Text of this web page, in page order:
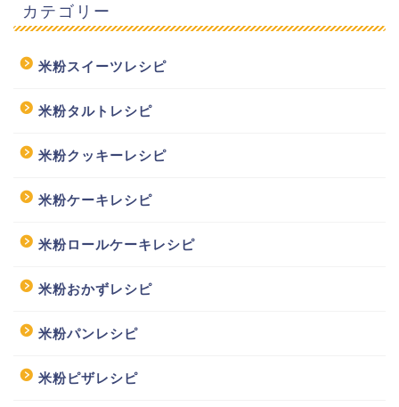
カテゴリー
米粉スイーツレシピ
米粉タルトレシピ
米粉クッキーレシピ
米粉ケーキレシピ
米粉ロールケーキレシピ
米粉おかずレシピ
米粉パンレシピ
米粉ピザレシピ